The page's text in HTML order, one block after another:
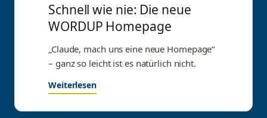
Schnell wie nie: Die neue
WORDUP Homepage
„Claude, mach uns eine neue Homepage“
– ganz so leicht ist es natürlich nicht.
Weiterlesen